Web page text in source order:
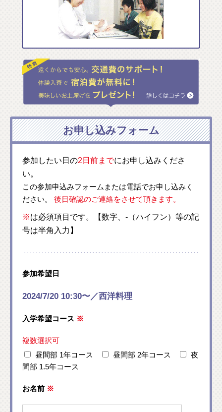
お申し込みフォーム
参加したい日の2日前までにお申し込みくださ
い。
この参加申込みフォームまたは電話でお申し込みく
ださい。 後日確認のご連絡をさせて頂きます。
※は必須項目です。【数字、-（ハイフン）等の記
号は半角入力】
参加希望日
2024/7/20 10:30〜／西洋料理
入学希望コース ※
複数選択可
昼間部 1年コース
昼間部 2年コース
夜
間部 1.5年コース
お名前 ※